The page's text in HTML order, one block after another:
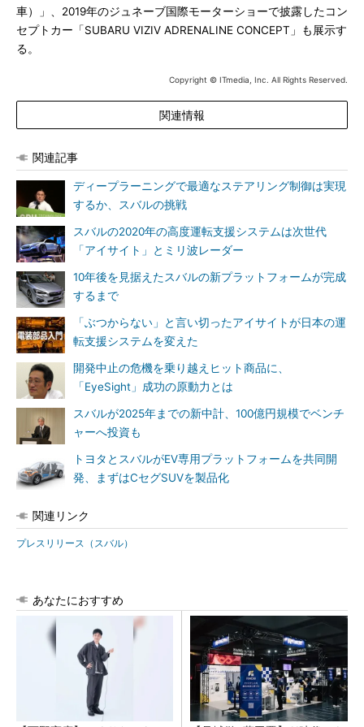
車）」、2019年のジュネーブ国際モーターショーで披露したコン
セプトカー「SUBARU VIZIV ADRENALINE CONCEPT」も展示す
る。
Copyright © ITmedia, Inc. All Rights Reserved.
関連情報
関連記事
ディープラーニングで最適なステアリング制御は実現
するか、スバルの挑戦
スバルの2020年の高度運転支援システムは次世代
「アイサイト」とミリ波レーダー
10年後を見据えたスバルの新プラットフォームが完成
するまで
「ぶつからない」と言い切ったアイサイトが日本の運
転支援システムを変えた
開発中止の危機を乗り越えヒット商品に、
「EyeSight」成功の原動力とは
スバルが2025年までの新中計、100億円規模でベンチ
ャーへ投資も
トヨタとスバルがEV専用プラットフォームを共同開
発、まずはCセグSUVを製品化
関連リンク
プレスリリース（スバル）
あなたにおすすめ